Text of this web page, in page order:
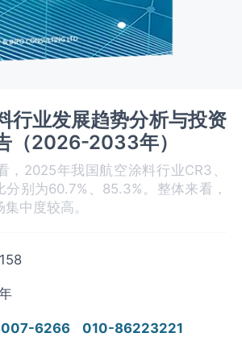
行业发展趋势分析与投资
（2026-2033年）
，2025年我国航空涂料行业CR3、
分别为60.7%、85.3%。整体来看，
中度较高。
6266 010-86223221